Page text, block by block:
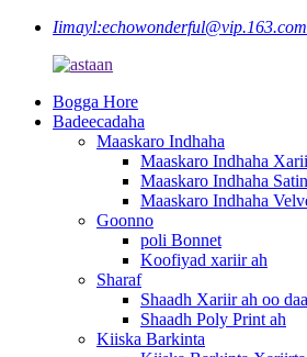
Iimayl:echowonderful@vip.163.com
Bogga Hore
Badeecadaha
Maaskaro Indhaha
Maaskaro Indhaha
Maaskaro Indhaha
Maaskaro Indhaha
Goonno
poli Bonnet
Koofiyad xariir ah
Sharaf
Shaadh Xariir ah oo
Shaadh Poly Print ah
Kiiska Barkinta